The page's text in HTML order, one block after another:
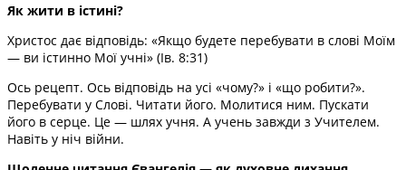
Як жити в істині?
Христос дає відповідь: «Якщо будете перебувати в слові Моїм
— ви істинно Мої учні» (Ів. 8:31)
Ось рецепт. Ось відповідь на усі «чому?» і «що робити?».
Перебувати у Слові. Читати його. Молитися ним. Пускати
його в серце. Це — шлях учня. А учень завжди з Учителем.
Навіть у ніч війни.